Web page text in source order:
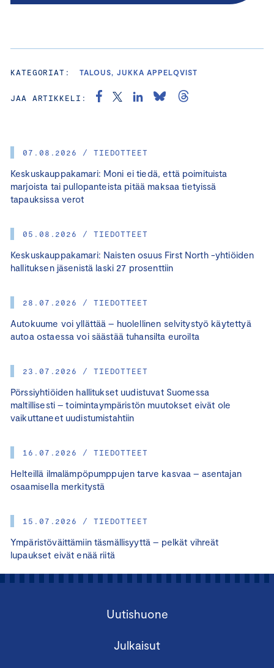
07.08.2026 / TIEDOTTEET
Keskuskauppakamari: Moni ei tiedä, että poimituista
marjoista tai pullopanteista pitää maksaa tietyissä
tapauksissa verot
05.08.2026 / TIEDOTTEET
Keskuskauppakamari: Naisten osuus First North -yhtiöiden
hallituksen jäsenistä laski 27 prosenttiin
28.07.2026 / TIEDOTTEET
Autokuume voi yllättää – huolellinen selvitystyö käytettyä
autoa ostaessa voi säästää tuhansilta euroilta
23.07.2026 / TIEDOTTEET
Pörssiyhtiöiden hallitukset uudistuvat Suomessa
maltillisesti – toimintaympäristön muutokset eivät ole
vaikuttaneet uudistumistahtiin
16.07.2026 / TIEDOTTEET
Helteillä ilmalämpöpumppujen tarve kasvaa – asentajan
osaamisella merkitystä
15.07.2026 / TIEDOTTEET
Ympäristöväittämiin täsmällisyyttä – pelkät vihreät
lupaukset eivät enää riitä
KATEGORIAT: TALOUS, JUKKA APPELQVIST
JAA ARTIKKELI:
Uutishuone
Julkaisut